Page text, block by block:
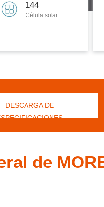
144
Célula solar
DESCARGA DE
de